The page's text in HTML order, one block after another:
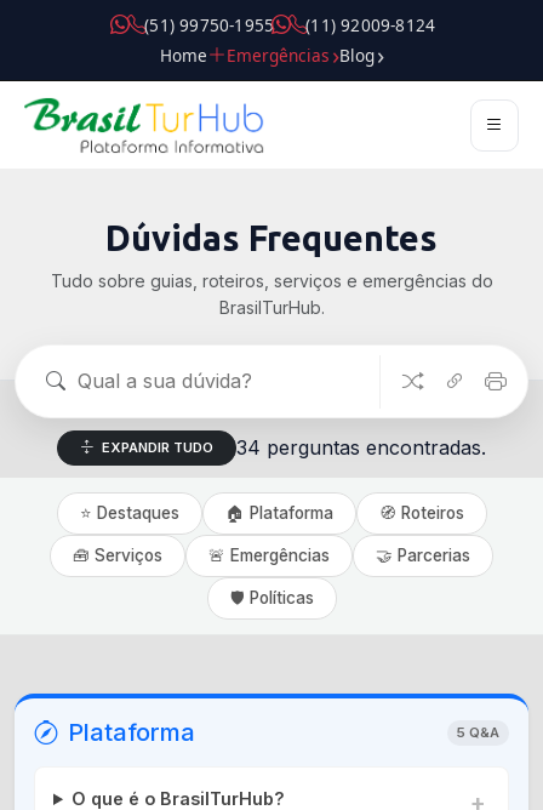
( 5 1 ) 9 9 7 5 0 - 1 9 5 5
( 1 1 ) 9 2 0 0 9 - 8 1 2 4
Home
Emergências Blog
Dúvidas Frequentes
Tudo sobre guias, roteiros, serviços e emergências do
BrasilTurHub.
EXPANDIR TUDO 34 perguntas encontradas.
⭐ Destaques 🏠 Plataforma 🧭 Roteiros
🧰 Serviços 🚨 Emergências 🤝 Parcerias
🛡️ Políticas
Plataforma 5 Q&A
O que é o BrasilTurHub?